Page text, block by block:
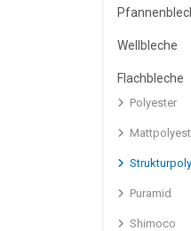
Wellbleche
Flachbleche
Polyester
Puramid
Shimoco